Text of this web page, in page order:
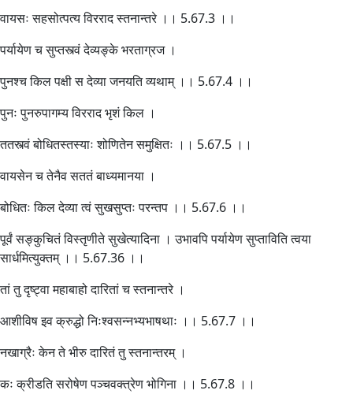
वायसः सहसोत्पत्य विरराद स्तनान्तरे ।। 5.67.3 ।।
पर्यायेण च सुप्तस्त्वं देव्यङ्के भरताग्रज ।
पुनश्च किल पक्षी स देव्या जनयति व्यथाम् ।। 5.67.4 ।।
पुनः पुनरुपागम्य विरराद भृशं किल ।
ततस्त्वं बोधितस्तस्याः शोणितेन समुक्षितः ।। 5.67.5 ।।
वायसेन च तेनैव सततं बाध्यमानया ।
बोधितः किल देव्या त्वं सुखसुप्तः परन्तप ।। 5.67.6 ।।
पूर्वं सङ्कुचितं विस्तृणीते सुखेत्यादिना । उभावपि पर्यायेण सुप्ताविति त्वया
सार्धमित्युक्तम् ।। 5.67.36 ।।
तां तु दृष्ट्वा महाबाहो दारितां च स्तनान्तरे ।
आशीविष इव क्रुद्धो निःश्वसन्नभ्यभाषथाः ।। 5.67.7 ।।
नखाग्रैः केन ते भीरु दारितं तु स्तनान्तरम् ।
कः क्रीडति सरोषेण पञ्चवक्त्रेण भोगिना ।। 5.67.8 ।।